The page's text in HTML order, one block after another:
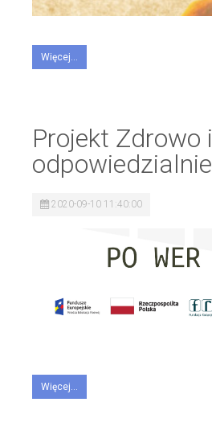
Więcej...
Projekt Zdrowo i
odpowiedzialnie
2020-09-10 11:40:00
Więcej...